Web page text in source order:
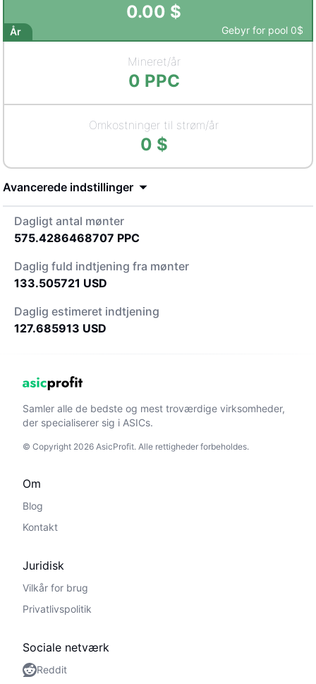
0.00 $
År Gebyr for pool 0$
Mineret/år
0 PPC
Omkostninger til strøm/år
0 $
Avancerede indstillinger
Dagligt antal mønter
575.4286468707 PPC
Daglig fuld indtjening fra mønter
133.505721 USD
Daglig estimeret indtjening
127.685913 USD
Samler alle de bedste og mest troværdige virksomheder,
der specialiserer sig i ASICs.
© Copyright 2026 AsicProfit. Alle rettigheder forbeholdes.
Om
Blog
Kontakt
Juridisk
Vilkår for brug
Privatlivspolitik
Sociale netværk
Reddit